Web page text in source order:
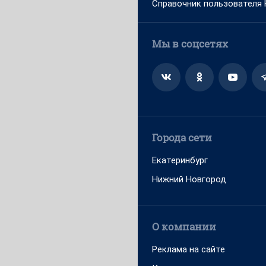
Справочник пользователя
Мы в соцсетях
Города сети
Екатеринбург
Нижний Новгород
О компании
Реклама на сайте